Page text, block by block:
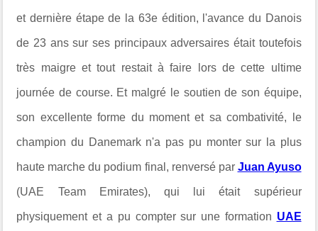
et dernière étape de la 63e édition, l'avance du Danois
de 23 ans sur ses principaux adversaires était toutefois
très maigre et tout restait à faire lors de cette ultime
journée de course. Et malgré le soutien de son équipe,
son excellente forme du moment et sa combativité, le
champion du Danemark n'a pas pu monter sur la plus
haute marche du podium final, renversé par Juan Ayuso
(UAE Team Emirates), qui lui était supérieur
physiquement et a pu compter sur une formation UAE